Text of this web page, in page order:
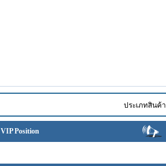
ประเภทสินค้า
VIP Position